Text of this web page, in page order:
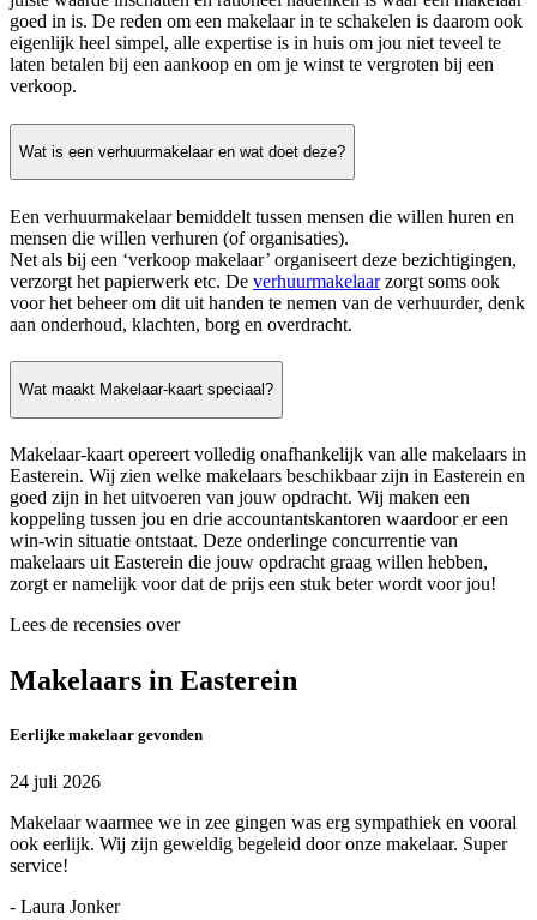
goed in is. De reden om een makelaar in te schakelen is daarom ook
eigenlijk heel simpel, alle expertise is in huis om jou niet teveel te
laten betalen bij een aankoop en om je winst te vergroten bij een
verkoop.
Wat is een verhuurmakelaar en wat doet deze?
Een verhuurmakelaar bemiddelt tussen mensen die willen huren en
mensen die willen verhuren (of organisaties).
Net als bij een ‘verkoop makelaar’ organiseert deze bezichtigingen,
verzorgt het papierwerk etc. De verhuurmakelaarzorgt soms ook
voor het beheer om dit uit handen te nemen van de verhuurder, denk
aan onderhoud, klachten, borg en overdracht.
Wat maakt Makelaar-kaart speciaal?
Makelaar-kaart opereert volledig onafhankelijk van alle makelaars in
Easterein. Wij zien welke makelaars beschikbaar zijn in Easterein en
goed zijn in het uitvoeren van jouw opdracht. Wij maken een
koppeling tussen jou en drie accountantskantoren waardoor er een
win-win situatie ontstaat. Deze onderlinge concurrentie van
makelaars uit Easterein die jouw opdracht graag willen hebben,
zorgt er namelijk voor dat de prijs een stuk beter wordt voor jou!
Lees de recensies over
Makelaars in Easterein
Eerlijke makelaar gevonden
24 juli 2026
Makelaar waarmee we in zee gingen was erg sympathiek en vooral
ook eerlijk. Wij zijn geweldig begeleid door onze makelaar. Super
service!
- Laura Jonker